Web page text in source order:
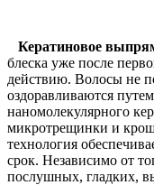
Кератиновое
блеска уже после
действию. Волосы не
оздоравливаются
наномолекулярного
микротрещинки и
технология
срок. Независимо от
послушных, гладких,